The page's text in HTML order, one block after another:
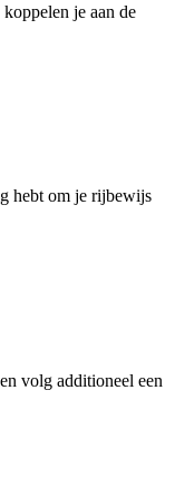
je aan de
hebt om je rijbewijs
volg additioneel een